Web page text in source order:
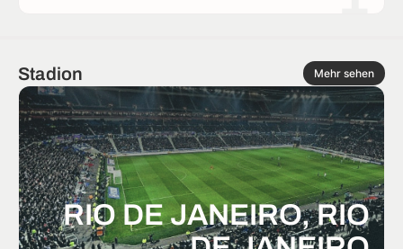
Stadion Mehr sehen
RIO DE JANEIRO, RIO